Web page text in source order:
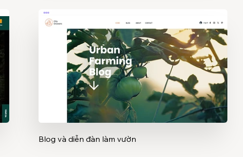
Blog và diễn đàn làm vườn